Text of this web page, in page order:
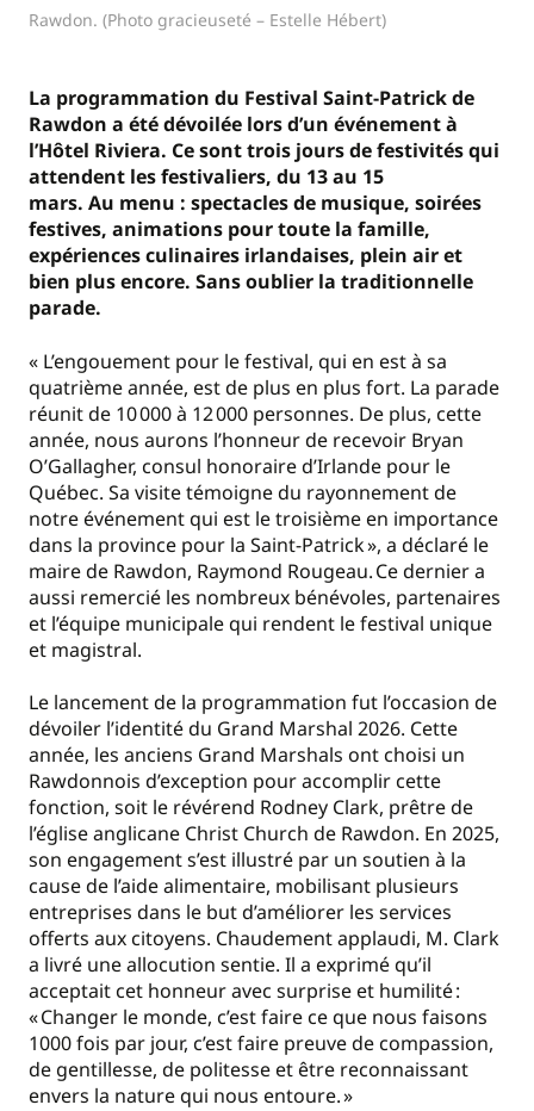
Rawdon. (Photo gracieuseté – Estelle Hébert)
La programmation du Festival Saint-Patrick de
Rawdon a été dévoilée lors d’un événement à
l’Hôtel Riviera. Ce sont trois jours de festivités qui
attendent les festivaliers, du 13 au 15
mars. Au menu : spectacles de musique, soirées
festives, animations pour toute la famille,
expériences culinaires irlandaises, plein air et
bien plus encore. Sans oublier la traditionnelle
parade.
« L’engouement pour le festival, qui en est à sa
quatrième année, est de plus en plus fort. La parade
réunit de 10 000 à 12 000 personnes. De plus, cette
année, nous aurons l’honneur de recevoir Bryan
O’Gallagher, consul honoraire d’Irlande pour le
Québec. Sa visite témoigne du rayonnement de
notre événement qui est le troisième en importance
dans la province pour la Saint-Patrick », a déclaré le
maire de Rawdon, Raymond Rougeau. Ce dernier a
aussi remercié les nombreux bénévoles, partenaires
et l’équipe municipale qui rendent le festival unique
et magistral.
Le lancement de la programmation fut l’occasion de
dévoiler l’identité du Grand Marshal 2026. Cette
année, les anciens Grand Marshals ont choisi un
Rawdonnois d’exception pour accomplir cette
fonction, soit le révérend Rodney Clark, prêtre de
l’église anglicane Christ Church de Rawdon. En 2025,
son engagement s’est illustré par un soutien à la
cause de l’aide alimentaire, mobilisant plusieurs
entreprises dans le but d’améliorer les services
offerts aux citoyens. Chaudement applaudi, M. Clark
a livré une allocution sentie. Il a exprimé qu’il
acceptait cet honneur avec surprise et humilité :
« Changer le monde, c’est faire ce que nous faisons
1000 fois par jour, c’est faire preuve de compassion,
de gentillesse, de politesse et être reconnaissant
envers la nature qui nous entoure. »